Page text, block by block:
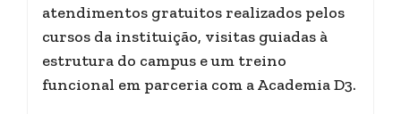
atendimentos gratuitos realizados pelos
cursos da instituição, visitas guiadas à
estrutura do campus e um treino
funcional em parceria com a Academia D3.